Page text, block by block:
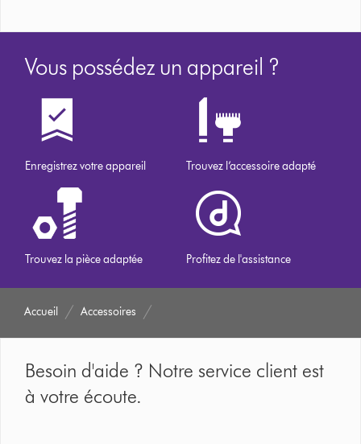
Vous possédez un appareil ?
Enregistrez votre appareil Trouvez l’accessoire adapté
Trouvez la pièce adaptée Profitez de l'assistance
Accueil Accessoires
Besoin d'aide ? Notre service client est
à votre écoute.